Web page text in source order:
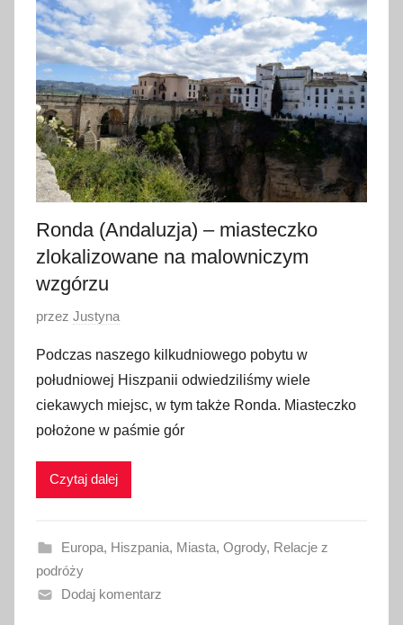
l
i
p
c
a
2
0
1
7
Ronda (Andaluzja) – miasteczko
zlokalizowane na malowniczym
wzgórzu
O
u
b
l
i
w
n
o
1
przez Justyna
Podczas naszego kilkudniowego pobytu w
południowej Hiszpanii odwiedziliśmy wiele
ciekawych miejsc, w tym także Ronda. Miasteczko
położone w paśmie gór
Czytaj dalej
Europa, Hiszpania, Miasta, Ogrody, Relacje z
podróży
Dodaj komentarz